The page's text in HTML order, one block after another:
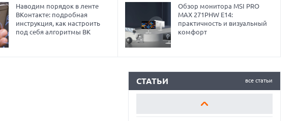
Наводим порядок в ленте
ВКонтакте: подробная
инструкция, как настроить
под себя алгоритмы ВК
Обзор монитора MSI PRO
MAX 271PHW E14:
практичность и визуальный
комфорт
все статьи
СТАТЬИ
ЛУЧШИЕ ВИДЕОРЕГИСТРАТОРЫ В 2026
КАК БЕЗОПАСНО КУПИТЬ Б/У
СМАРТФОН
ОБЗОР ПЫЛЕСОСА DREAME Z40